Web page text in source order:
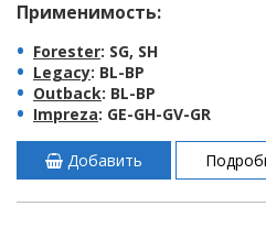
Применимость:
Forester: SG, SH
Legacy: BL-BP
Outback: BL-BP
Impreza: GE-GH-GV-GR
Добавить